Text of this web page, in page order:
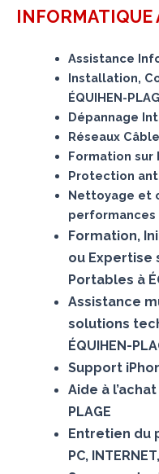
INFORMATIQUE
Assistance
Installation,
ÉQUIHEN-
Dépannage
Réseaux
Formation sur
Protection
Nettoyage et
performances
Formation,
ou Expertise
Portables à
Assistance
solutions
ÉQUIHEN-
Support
Aide à
PLAGE
Entretien du
PC,